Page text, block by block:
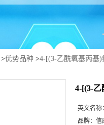
>优势品种 >4-[(3-乙酰氧基丙基
4-[(3-乙
英文名称：
品牌： 信